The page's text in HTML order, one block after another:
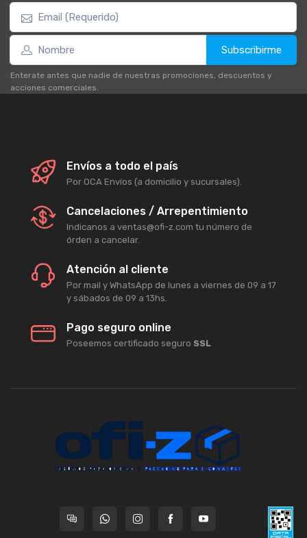
Subscribirme
Enterate antes que nadie de nuestras promociones, descuentos y
acciones comerciales.
Envíos a todo el país
Por OCA Envíos (a domicilio y sucursales).
Cancelaciones / Arrepentimiento
Indicanos a ventas@ofi-z.com tu número de
órden a cancelar.
Atención al cliente
Por mail y WhatsApp de lunes a viernes de 09 a 17
y sábados de 09 a 13hs.
Pago seguro online
Poseemos certificado seguro SSL